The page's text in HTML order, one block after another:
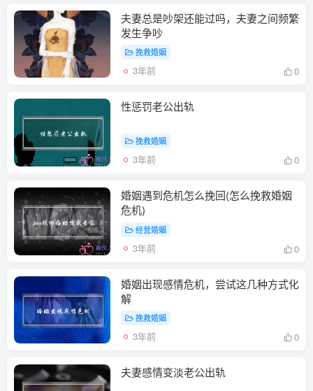
夫妻总是吵架还能过吗，夫妻之间频繁
发生争吵
挽救婚姻
3年前 0
性惩罚老公出轨
挽救婚姻
3年前 0
婚姻遇到危机怎么挽回(怎么挽救婚姻
危机)
经营婚姻
3年前 0
婚姻出现感情危机，尝试这几种方式化
解
挽救婚姻
3年前 0
夫妻感情变淡老公出轨